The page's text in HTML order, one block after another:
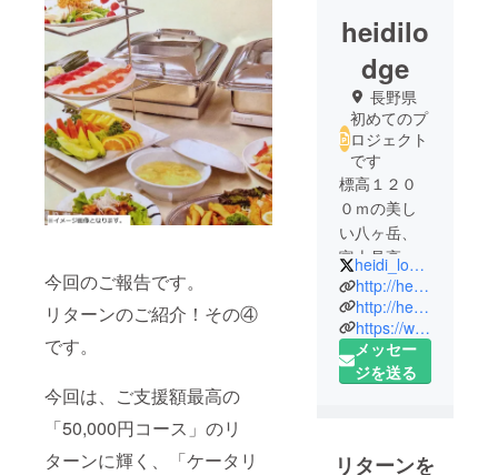
今回のご報告です。
リターンのご紹介！その④
です。
今回は、ご支援額最高の
「50,000円コース」のリ
ターンに輝く、「ケータリ
heidilo
dge
長野県
初めてのプ
ロジェクト
です
標高１２０
０ｍの美し
い八ヶ岳、
富士見高原
の森の中に
あるゲスト
ハウス、貸
別荘の「富
士見高原ハ
トのハイジ
heidi_lodge
http://heidi-lodge.com/
http://heidi-lodge.jugem.jp/
https://www.facebook.com/fujimi.heidilodge/
メッセー
ジを送る
リターンを